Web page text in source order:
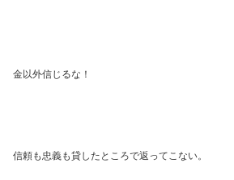
金以外信じるな！
信頼も忠義も貸したところで返ってこない。